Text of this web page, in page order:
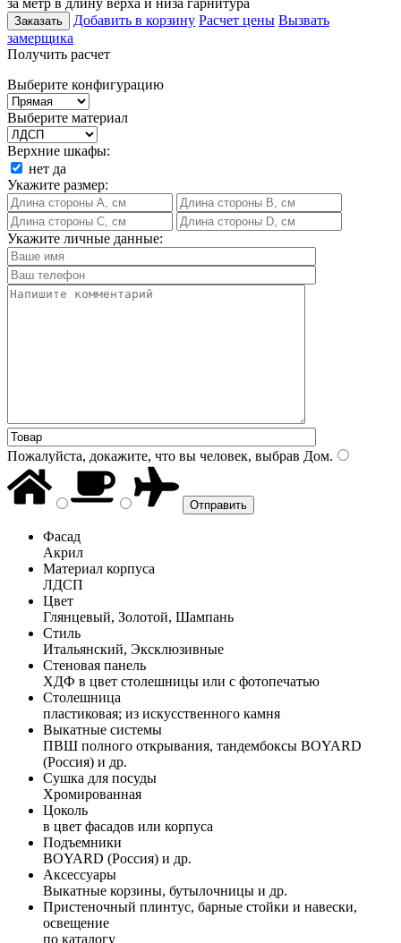
Заказать Добавить в корзину Расчет цены Вызвать
замерщика
Получить расчет
Выберите конфигурацию
Выберите материал
Верхние шкафы:
нет да
Укажите размер:
Укажите личные данные:
Пожалуйста, докажите, что вы человек, выбрав Дом.
Фасад
Акрил
Материал корпуса
ЛДСП
Цвет
Глянцевый, Золотой, Шампань
Стиль
Итальянский, Эксклюзивные
Стеновая панель
ХДФ в цвет столешницы или с фотопечатью
Столешница
пластиковая; из искусственного камня
Выкатные системы
ПВШ полного открывания, тандембоксы BOYARD
(Россия) и др.
Сушка для посуды
Хромированная
Цоколь
в цвет фасадов или корпуса
Подъемники
BOYARD (Россия) и др.
Аксессуары
Выкатные корзины, бутылочницы и др.
Пристеночный плинтус, барные стойки и навески,
освещение
по каталогу